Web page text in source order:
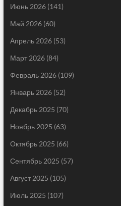
Июнь 2026(141)
Май 2026(60)
Апрель 2026(53)
Март 2026(84)
Февраль 2026(109)
Январь 2026(52)
Декабрь 2025 (70)
Ноябрь 2025 (63)
Октябрь 2025 (66)
Сентябрь 2025 (57)
Август 2025 (105)
Июль 2025 (107)